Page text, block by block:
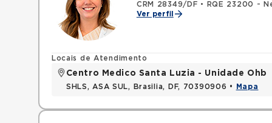
CRM 28349/DF •
RQE 23200 -
Ver perfil
Locais de Atendimento
Centro Medico Santa Luzia - Unidade Ohb
SHLS, ASA SUL, Brasilia, DF, 70390906 • Mapa